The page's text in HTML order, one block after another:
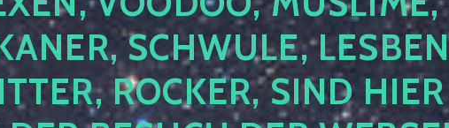
SCHWULE,
ROCKER, SIND HIER